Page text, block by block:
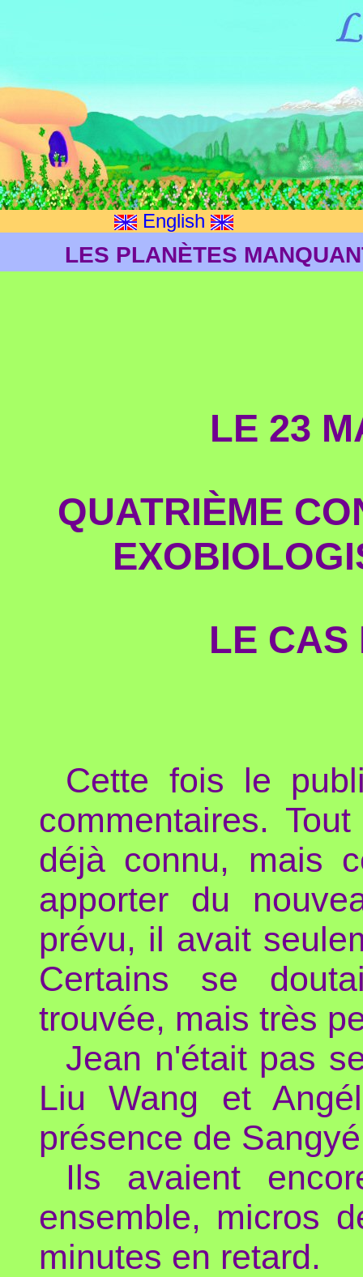
English
LES PLANÈTES
LE 23
QUATRIÈME
LE CAS
Cette fois le
commentaires.
déjà connu, mais
apporter du
prévu, il avait
Certains se
trouvée, mais très
Jean n'était pas
Liu Wang et
présence de
Ils avaient
ensemble, micros
minutes en retard.